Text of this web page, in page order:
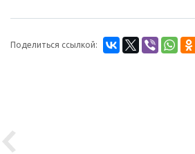
Поделиться ссылкой:
Previous